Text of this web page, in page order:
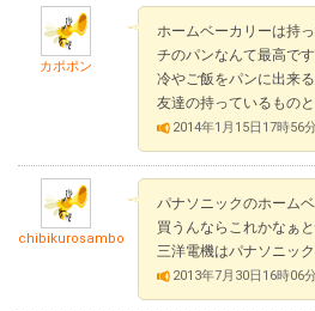
カポポン
ホームベーカリーは持
チのパンなんて最高です
冷やご飯をパンに出来
友達の持っているもの
2014年1月15日17時56
chibikurosambo
パナソニックのホーム
買うんならこれかなぁと
三洋電機はパナソニッ
2013年7月30日16時06